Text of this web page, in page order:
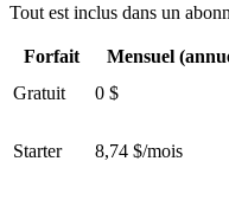
Tout est inclus dans un
Forfait Mensuel
Gratuit
0 $
Starter 8,74 $/mois